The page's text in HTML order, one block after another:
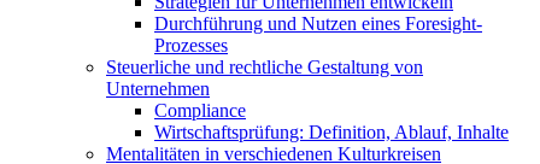
Durchführung und Nutzen eines Foresight-
Prozesses
Steuerliche und rechtliche Gestaltung von
Unternehmen
Compliance
Wirtschaftsprüfung: Definition, Ablauf, Inhalte
Mentalitäten in verschiedenen Kulturkreisen